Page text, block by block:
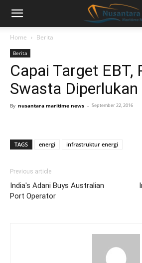
Home Berita
Berita
Capai Target EBT,
Swasta Diperlukan
By nusantara maritime news - September 22, 2016
TAGS energi infrastruktur energi
Previous article
India's Adani Buys Australian
Port Operator